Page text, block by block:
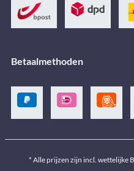
Betaalmethoden
* Alle prijzen zijn incl. wettelijke